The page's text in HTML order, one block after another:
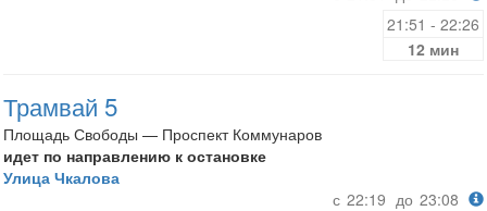
21:51 - 22:26
12 мин
Трамвай 5
Площадь Свободы — Проспект Коммунаров
идет по направлению к остановке
Улица Чкалова
с 22:19 до 23:08